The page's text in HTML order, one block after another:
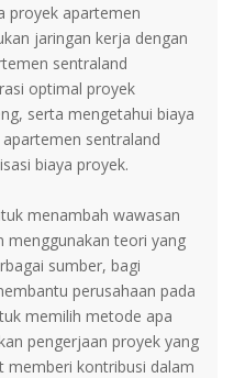
proyek apartemen
jaringan kerja dengan
sentraland
optimal proyek
serta mengetahui biaya
sentraland
biaya proyek.
menambah wawasan
menggunakan teori yang
sumber, bagi
perusahaan pada
memilih metode apa
pengerjaan proyek yang
memberi kontribusi dalam